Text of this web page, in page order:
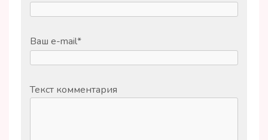
Ваш e-mail*
Текст комментария